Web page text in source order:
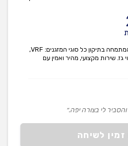
זמין לשיחה
אומנות הקור - חברה ותיקה המתמחה בתיקון כל סוגי המזגנים: VRF,
גז. שירות מקצועי, מהיר ואמין עם
לי בצורה יפה.״